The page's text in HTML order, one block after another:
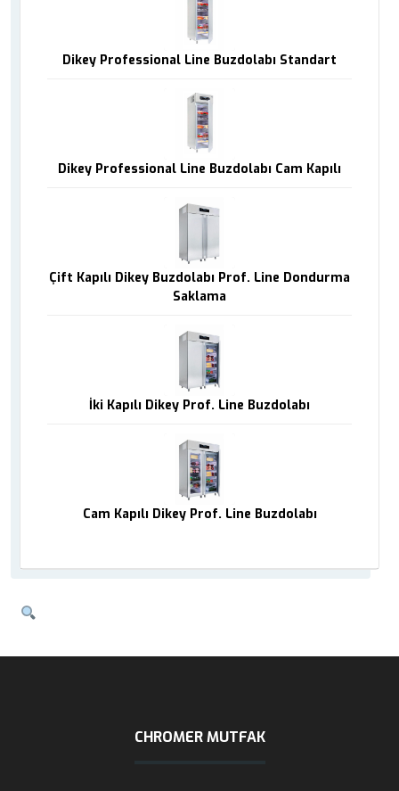
Dikey Professional Line Buzdolabı Standart
Dikey Professional Line Buzdolabı Cam Kapılı
Çift Kapılı Dikey Buzdolabı Prof. Line Dondurma
Saklama
İki Kapılı Dikey Prof. Line Buzdolabı
Cam Kapılı Dikey Prof. Line Buzdolabı
CHROMER MUTFAK